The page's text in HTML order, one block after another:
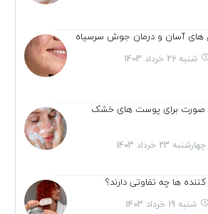
شنبه 26 خرداد 1403
صورت برای پوست های خشک
چهارشنبه 23 خرداد 1403
ها چه تفاوتی دارند؟
شنبه 19 خرداد 1403